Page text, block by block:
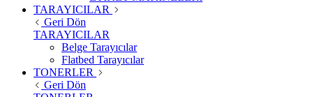
TARAYICILAR
Geri Dön
TARAYICILAR
Belge Tarayıcılar
Flatbed Tarayıcılar
TONERLER
Geri Dön